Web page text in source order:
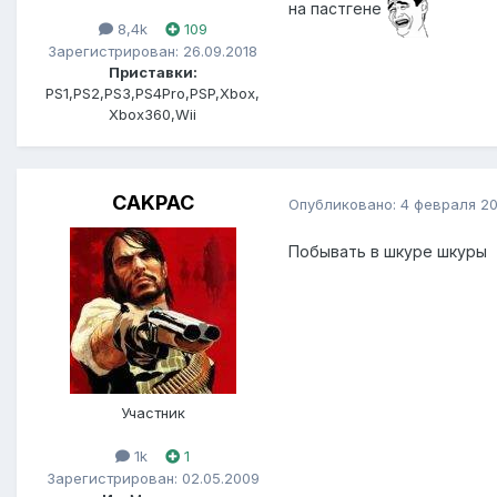
8,4k
109
Зарегистрирован: 26.09.2018
Приставки:
PS1,PS2,PS3,PS4Pro,PSP,Xbox,
Xbox360,Wii
на пастгене
CAKPAC
Участник
1k
1
Зарегистрирован: 02.05.2009
Опубликовано: 4 февраля
Побывать в шкуре шкуры